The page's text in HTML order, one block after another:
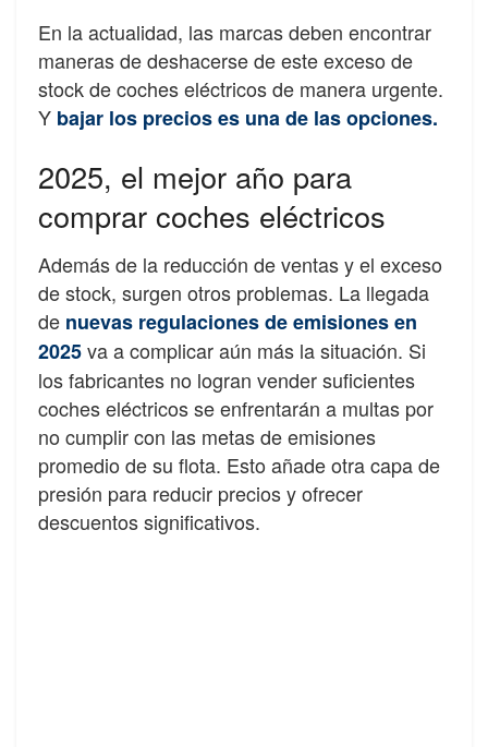
En la actualidad, las marcas deben encontrar
maneras de deshacerse de este exceso de
stock de coches eléctricos de manera urgente.
Y bajar los precios es una de las opciones.
2025, el mejor año para
comprar coches eléctricos
Además de la reducción de ventas y el exceso
de stock, surgen otros problemas. La llegada
de nuevas regulaciones de emisiones en
2025va a complicar aún más la situación. Si
los fabricantes no logran vender suficientes
coches eléctricos se enfrentarán a multas por
no cumplir con las metas de emisiones
promedio de su flota. Esto añade otra capa de
presión para reducir precios y ofrecer
descuentos significativos.